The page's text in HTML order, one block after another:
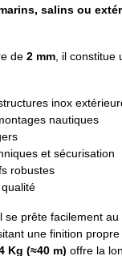
salins ou
de 2 mm , il
inox
nautiques
et sécurisation
robustes
se prête facilement
une finition propre
Kg (≈40 m) offre la